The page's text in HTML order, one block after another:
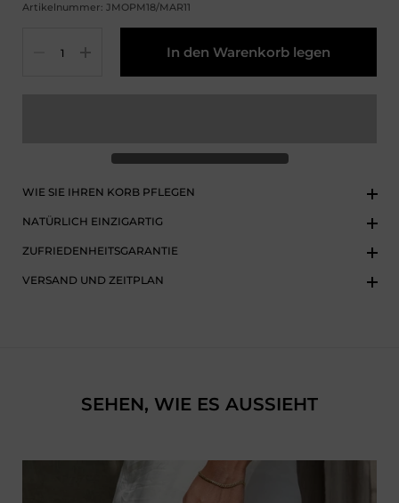
Artikelnummer: JMOPM18/MAR11
In den Warenkorb legen
WIE SIE IHREN KORB PFLEGEN
NATÜRLICH EINZIGARTIG
ZUFRIEDENHEITSGARANTIE
VERSAND UND ZEITPLAN
SEHEN, WIE ES AUSSIEHT